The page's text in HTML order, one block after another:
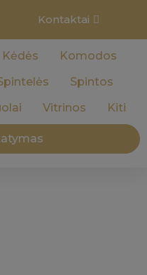
Kontaktai
Kėdės
Komodos
Spintos
Vitrinos Kiti